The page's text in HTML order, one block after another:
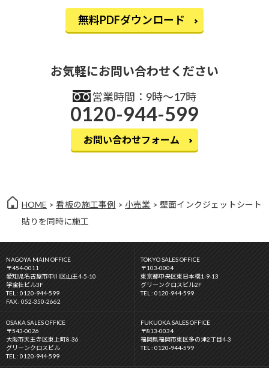
無料PDFダウンロード
お気軽にお問い合わせください
営業時間：9時〜17時
0120-944-599
お問い合わせフォーム
HOME >看板の施工事例 > 小売業 > 壁面インクジェットシート
貼りを同時に施工
NAGOYA MAIN OFFICE
〒454-0011
愛知県名古屋市中川区山王4-5-10
学宝社ビル3F
TEL : 0120-944-599
FAX : 052-350-2662
TOKYO SALES OFFICE
〒103-0004
東京都中央区東日本橋1-9-13
グリーンクロスビル2F
TEL : 0120-944-599
OSAKA SALES OFFICE
〒543-0026
大阪市天王寺区東上町8-36
グリーンクロスビル
TEL : 0120-944-599
FUKUOKA SALES OFFICE
〒813-0034
福岡県福岡市東区多の津2丁目4-3
TEL : 0120-944-599